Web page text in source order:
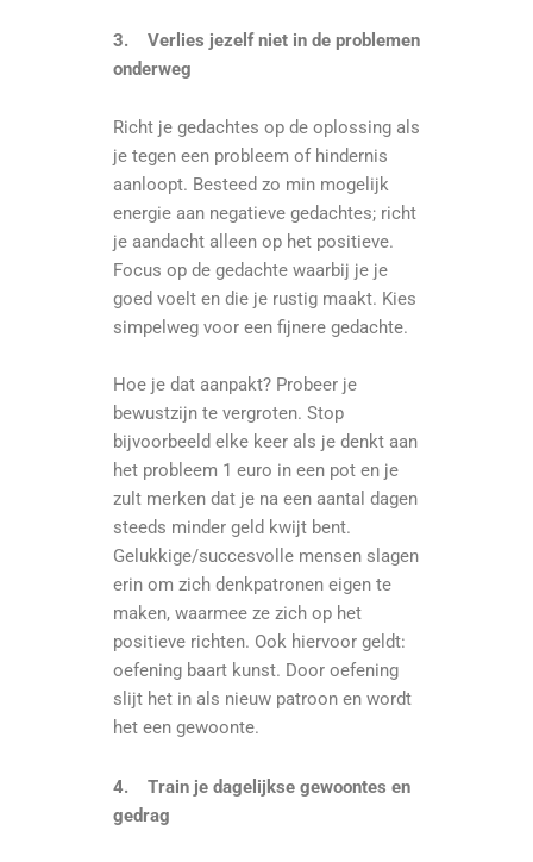
3. Verlies jezelf niet in de problemen
onderweg
Richt je gedachtes op de oplossing als
je tegen een probleem of hindernis
aanloopt. Besteed zo min mogelijk
energie aan negatieve gedachtes; richt
je aandacht alleen op het positieve.
Focus op de gedachte waarbij je je
goed voelt en die je rustig maakt. Kies
simpelweg voor een fijnere gedachte.
Hoe je dat aanpakt? Probeer je
bewustzijn te vergroten. Stop
bijvoorbeeld elke keer als je denkt aan
het probleem 1 euro in een pot en je
zult merken dat je na een aantal dagen
steeds minder geld kwijt bent.
Gelukkige/succesvolle mensen slagen
erin om zich denkpatronen eigen te
maken, waarmee ze zich op het
positieve richten. Ook hiervoor geldt:
oefening baart kunst. Door oefening
slijt het in als nieuw patroon en wordt
het een gewoonte.
4. Train je dagelijkse gewoontes en
gedrag